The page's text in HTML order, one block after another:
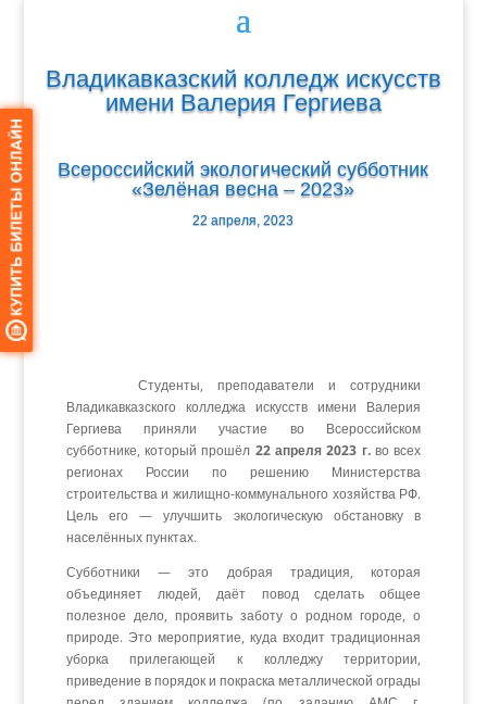
Владикавказский колледж искусств
имени Валерия Гергиева
Всероссийский экологический субботник
«Зелёная весна – 2023»
22 апреля, 2023
Студенты, преподаватели и сотрудники
Владикавказского колледжа искусств имени Валерия
Гергиева приняли участие во Всероссийском
субботнике, который прошёл 22 апреля 2023 г.во всех
регионах России по решению Министерства
строительства и жилищно-коммунального хозяйства РФ.
Цель его — улучшить экологическую обстановку в
населённых пунктах.
Субботники — это добрая традиция, которая
объединяет людей, даёт повод сделать общее
полезное дело, проявить заботу о родном городе, о
природе. Это мероприятие, куда входит традиционная
уборка прилегающей к колледжу территории,
приведение в порядок и покраска металлической ограды